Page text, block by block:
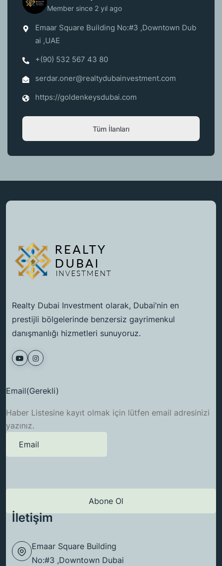
Member since 2 yıl ago
Emaar Square Building No:#3 ,Downtown Dub
ai ,UAE
+(90) 532 567 43 80
serdar.oner@realtydubainvestment.com
https://goldenkeysdubai.com
Tüm İlanları
Realty Dubai Investment olarak, Dubai’nin en
prestijli bölgelerinde benzersiz gayrimenkul
danışmanlığı hizmetleri sunuyoruz.
Email(Gerekli)
Haber Listesine kayıt olmak için lütfen email adresinizi
yazınız.
İletişim
Emaar Square Building
No:#3 ,Downtown Dubai